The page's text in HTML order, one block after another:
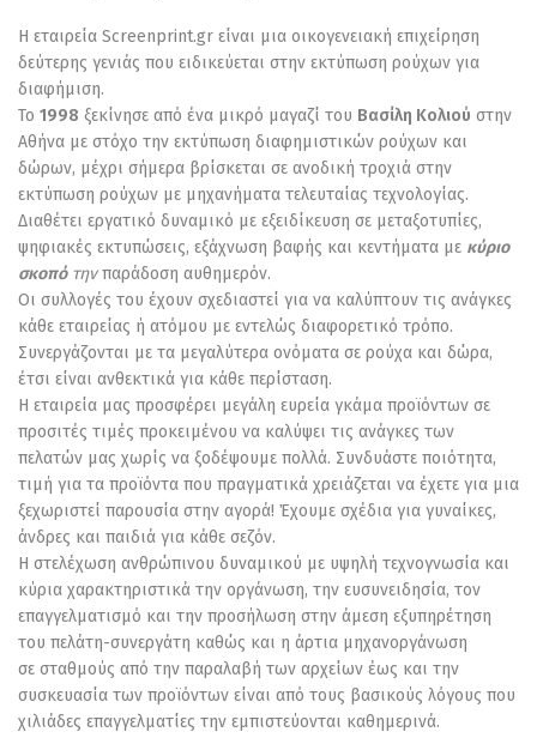
Η εταιρεία Screenprint.gr είναι μια οικογενειακή επιχείρηση
δεύτερης γενιάς που ειδικεύεται στην εκτύπωση ρούχων για
διαφήμιση.
Το 1998 ξεκίνησε από ένα μικρό μαγαζί του Βασίλη Κολιού στην
Αθήνα με στόχο την εκτύπωση διαφημιστικών ρούχων και
δώρων, μέχρι σήμερα βρίσκεται σε ανοδική τροχιά στην
εκτύπωση ρούχων με μηχανήματα τελευταίας τεχνολογίας.
Διαθέτει εργατικό δυναμικό με εξειδίκευση σε μεταξοτυπίες,
ψηφιακές εκτυπώσεις, εξάχνωση βαφής και κεντήματα με κύριο
σκοπότηνπαράδοση αυθημερόν.
Οι συλλογές του έχουν σχεδιαστεί για να καλύπτουν τις ανάγκες
κάθε εταιρείας ή ατόμου με εντελώς διαφορετικό τρόπο.
Συνεργάζονται με τα μεγαλύτερα ονόματα σε ρούχα και δώρα,
έτσι είναι ανθεκτικά για κάθε περίσταση.
Η εταιρεία μας προσφέρει μεγάλη ευρεία γκάμα προϊόντων σε
προσιτές τιμές προκειμένου να καλύψει τις ανάγκες των
πελατών μας χωρίς να ξοδέψουμε πολλά. Συνδυάστε ποιότητα,
τιμή για τα προϊόντα που πραγματικά χρειάζεται να έχετε για μια
ξεχωριστεί παρουσία στην αγορά! Έχουμε σχέδια για γυναίκες,
άνδρες και παιδιά για κάθε σεζόν.
Η στελέχωση ανθρώπινου δυναμικού με υψηλή τεχνογνωσία και
κύρια χαρακτηριστικά την οργάνωση, την ευσυνειδησία, τον
επαγγελματισμό και την προσήλωση στην άμεση εξυπηρέτηση
του πελάτη-συνεργάτη καθώς και η άρτια μηχανοργάνωση
σε σταθμούς από την παραλαβή των αρχείων έως και την
συσκευασία των προϊόντων είναι από τους βασικούς λόγους που
χιλιάδες επαγγελματίες την εμπιστεύονται καθημερινά.